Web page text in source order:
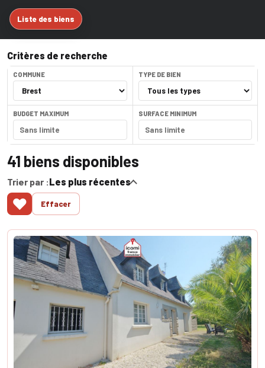
Critères de recherche
COMMUNE TYPE DE BIEN
BUDGET MAXIMUM SURFACE MINIMUM
41 biens disponibles
Trier par :Les plus récentes
♥ Effacer
Liste des biens